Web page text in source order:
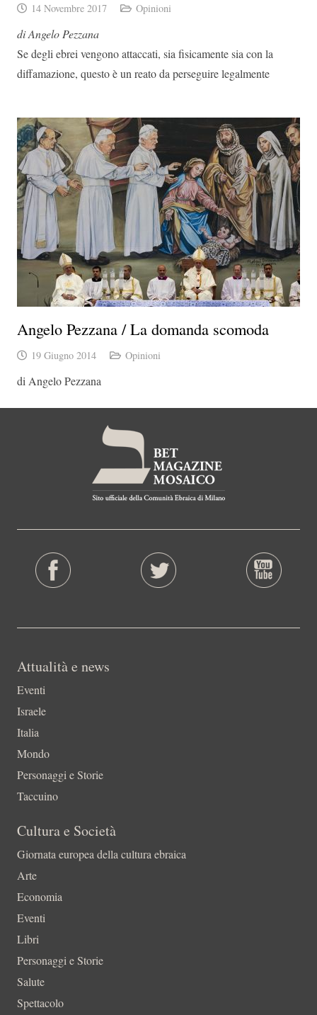
14 Novembre 2017 Opinioni
di Angelo Pezzana
Se degli ebrei vengono attaccati, sia fisicamente sia con la
diffamazione, questo è un reato da perseguire legalmente
Angelo Pezzana / La domanda scomoda
19 Giugno 2014 Opinioni
di Angelo Pezzana
Attualità e news
Eventi
Israele
Italia
Mondo
Personaggi e Storie
Taccuino
Cultura e Società
Giornata europea della cultura ebraica
Arte
Economia
Eventi
Libri
Personaggi e Storie
Salute
Spettacolo